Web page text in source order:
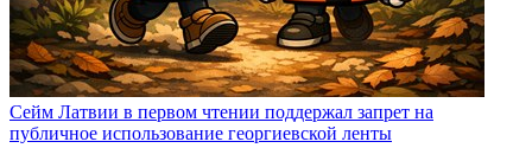
Сейм Латвии в первом чтении поддержал запрет на
публичное использование георгиевской ленты